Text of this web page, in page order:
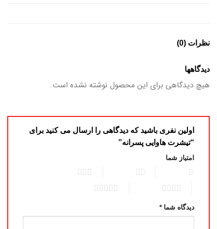
نظرات (0)
دیدگاهها
هیچ دیدگاهی برای این محصول نوشته نشده است.
اولین نفری باشید که دیدگاهی را ارسال می کنید برای
“تیشرت هاوایی پسرانه”
امتیاز شما
دیدگاه شما*